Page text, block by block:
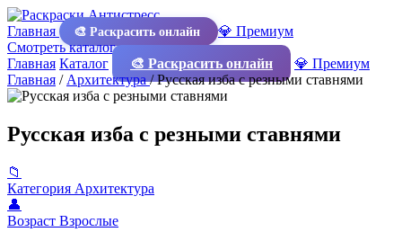
Главная 🎨 Раскрасить онлайн
💎 Премиум
Смотреть каталог
Главная Каталог 🎨 Раскрасить онлайн
💎 Премиум
Главная / Архитектура/Русская изба с резными ставнями
Русская изба с резными ставнями
📁
Категория Архитектура
👤
Возраст Взрослые